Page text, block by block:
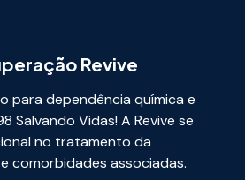
Revive
para dependência química e
Salvando Vidas! A Revive se
no tratamento da
comorbidades associadas.